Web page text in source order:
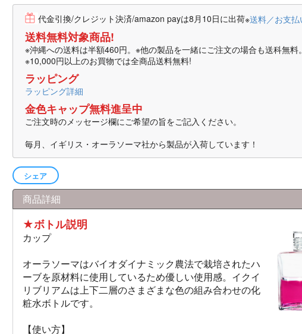
代金引換/クレジット決済/amazon payは8月10日に出荷※送料／お支払
送料無料対象商品!
※沖縄への送料は半額460円。※他の製品を一緒にご注文の場合も送科無料
※10,000円以上のお買物では全商品送料無料!
ラッピング
ラッピング詳細
金色キャップ無料進呈中
ご注文時のメッセージ欄にご希望の旨をご記入ください。
毎月、イギリス・オーラソーマ社から製品が入荷しています！
シェア
商品詳細
★ボトル説明
カップ
オーラソーマはバイオダイナミック農法で栽培されたハ
ーブを原材料に使用しているため優しい使用感。イクイ
リブリアムは上下二層のさまざまな色の組み合わせの化
粧水ボトルです。
【使い方】